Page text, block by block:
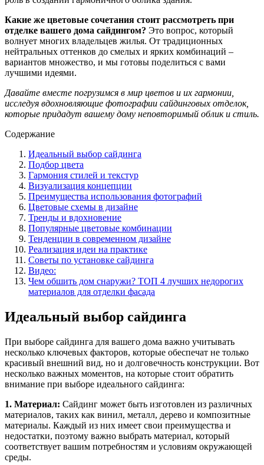
Какие же цветовые сочетания стоит рассмотреть при
отделке вашего дома сайдингом? Это вопрос, который
волнует многих владельцев жилья. От традиционных
нейтральных оттенков до смелых и ярких комбинаций –
вариантов множество, и мы готовы поделиться с вами
лучшими идеями.
Давайте вместе погрузимся в мир цветов и их гармонии,
исследуя вдохновляющие фотографии сайдинговых отделок,
которые придадут вашему дому неповторимый облик и стиль.
Содержание
Идеальный выбор сайдинга
Подбор цвета
Гармония стилей и текстур
Визуализация концепции
Преимущества использования фотографий
Цветовые схемы в дизайне
Тренды и вдохновение
Популярные цветовые комбинации
Тенденции в современном дизайне
Реализация идеи на практике
Советы по установке сайдинга
Видео:
Чем обшить дом снаружи? ТОП 4 лучших недорогих
материалов для отделки фасада
Идеальный выбор сайдинга
При выборе сайдинга для вашего дома важно учитывать
несколько ключевых факторов, которые обеспечат не только
красивый внешний вид, но и долговечность конструкции. Вот
несколько важных моментов, на которые стоит обратить
внимание при выборе идеального сайдинга:
1. Материал: Сайдинг может быть изготовлен из различных
материалов, таких как винил, металл, дерево и композитные
материалы. Каждый из них имеет свои преимущества и
недостатки, поэтому важно выбрать материал, который
соответствует вашим потребностям и условиям окружающей
среды.